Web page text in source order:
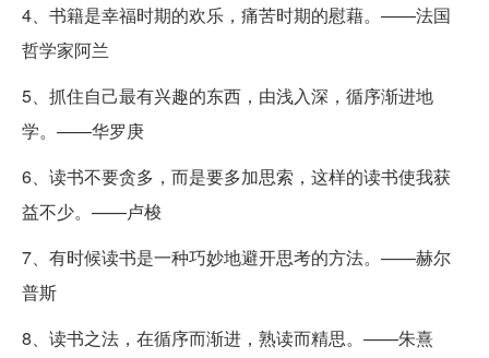
4、书籍是幸福时期的欢乐，痛苦时期的慰藉。——法国
哲学家阿兰
5、抓住自己最有兴趣的东西，由浅入深，循序渐进地
学。——华罗庚
6、读书不要贪多，而是要多加思索，这样的读书使我获
益不少。——卢梭
7、有时候读书是一种巧妙地避开思考的方法。——赫尔
普斯
8、读书之法，在循序而渐进，熟读而精思。——朱熹